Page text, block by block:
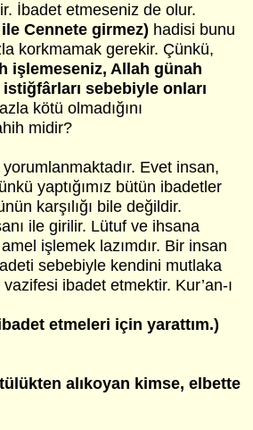
İbadet etmeseniz de olur.
Cennete girmez) hadisi bunu
korkmamak gerekir. Çünkü,
işlemeseniz, Allah günah
sebebiyle onları
kötü olmadığını
midir?
Evet insan,
yaptığımız bütün ibadetler
karşılığı bile değildir.
ile girilir. Lütuf ve ihsana
işlemek lazımdır. Bir insan
sebebiyle kendini mutlaka
ibadet etmektir. Kur’an-ı
etmeleri için yarattım.)
alıkoyan kimse, elbette